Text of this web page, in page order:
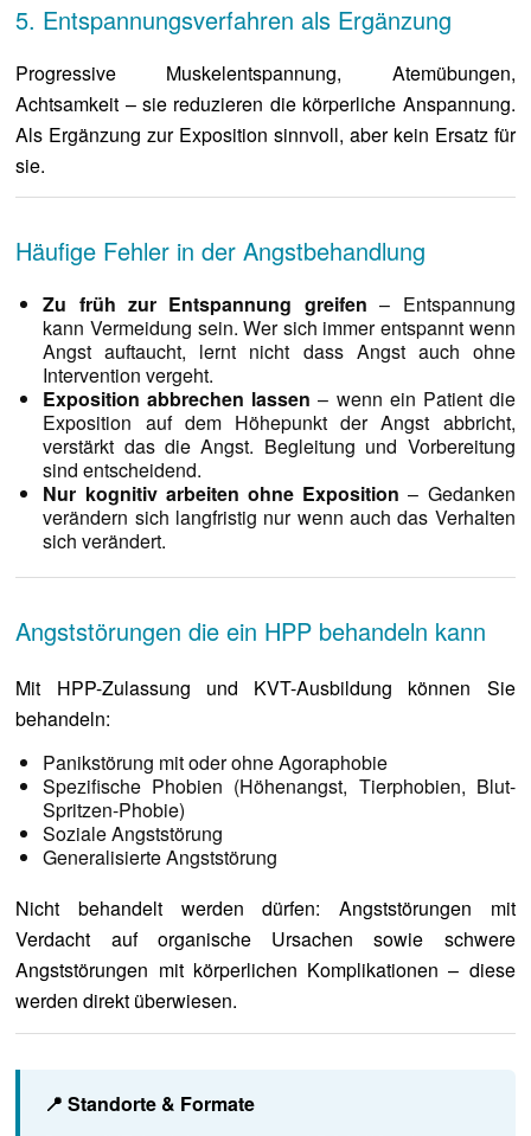
5. Entspannungsverfahren als Ergänzung
Progressive Muskelentspannung, Atemübungen,
Achtsamkeit – sie reduzieren die körperliche Anspannung.
Als Ergänzung zur Exposition sinnvoll, aber kein Ersatz für
sie.
Häufige Fehler in der Angstbehandlung
Zu früh zur Entspannung greifen – Entspannung
kann Vermeidung sein. Wer sich immer entspannt wenn
Angst auftaucht, lernt nicht dass Angst auch ohne
Intervention vergeht.
Exposition abbrechen lassen – wenn ein Patient die
Exposition auf dem Höhepunkt der Angst abbricht,
verstärkt das die Angst. Begleitung und Vorbereitung
sind entscheidend.
Nur kognitiv arbeiten ohne Exposition – Gedanken
verändern sich langfristig nur wenn auch das Verhalten
sich verändert.
Angststörungen die ein HPP behandeln kann
Mit HPP-Zulassung und KVT-Ausbildung können Sie
behandeln:
Panikstörung mit oder ohne Agoraphobie
Spezifische Phobien (Höhenangst, Tierphobien, Blut-
Spritzen-Phobie)
Soziale Angststörung
Generalisierte Angststörung
Nicht behandelt werden dürfen: Angststörungen mit
Verdacht auf organische Ursachen sowie schwere
Angststörungen mit körperlichen Komplikationen – diese
werden direkt überwiesen.
📍 Standorte & Formate